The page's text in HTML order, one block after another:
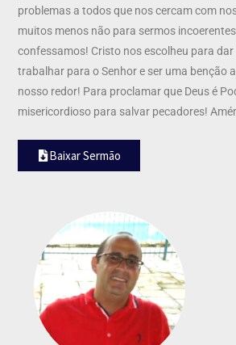
problemas a todos que nos cercam com
muitos menos não para sermos
confessamos! Cristo nos escolheu para
trabalhar para o Senhor e ser uma benção
nosso redor! Para proclamar que Deus é
misericordioso para salvar pecadores!
Baixar Sermão